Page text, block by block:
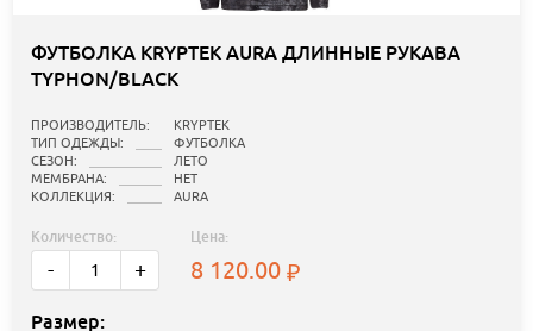
ФУТБОЛКА KRYPTEK AURA ДЛИННЫЕ РУКАВА
TYPHON/BLACK
ПРОИЗВОДИТЕЛЬ:
KRYPTEK
ТИП ОДЕЖДЫ:
ФУТБОЛКА
СЕЗОН:
ЛЕТО
МЕМБРАНА:
НЕТ
КОЛЛЕКЦИЯ:
AURA
Количество:
- +
Цена:
8 120.00
Размер: